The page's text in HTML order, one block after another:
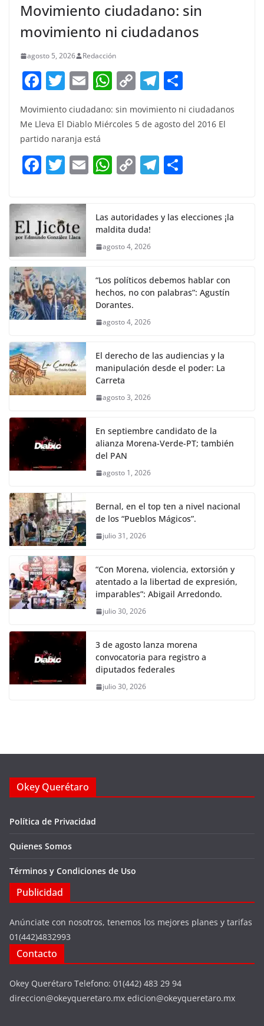
Movimiento ciudadano: sin
movimiento ni ciudadanos
agosto 5, 2026 Redacción
F
a
c
e
b
o
k
T
w
itt
er
E
m
ai
l
W
h
at
A
p
C
p
Li
n
T
e
gr
a
m
h
ar
Movimiento ciudadano: sin movimiento ni ciudadanos
Me Lleva El Diablo Miércoles 5 de agosto del 2016 El
partido naranja está
F
c
e
b
o
o
k
T
itt
er
E W
s
A
p
C
y
Li
k
T
gr e
Las autoridades y las elecciones ¡la
maldita duda!
agosto 4, 2026
“Los políticos debemos hablar con
hechos, no con palabras”: Agustín
Dorantes.
agosto 4, 2026
El derecho de las audiencias y la
manipulación desde el poder: La
Carreta
agosto 3, 2026
En septiembre candidato de la
alianza Morena-Verde-PT; también
del PAN
agosto 1, 2026
Bernal, en el top ten a nivel nacional
de los “Pueblos Mágicos”.
julio 31, 2026
“Con Morena, violencia, extorsión y
atentado a la libertad de expresión,
imparables”: Abigail Arredondo.
julio 30, 2026
3 de agosto lanza morena
convocatoria para registro a
diputados federales
julio 30, 2026
Okey Querétaro
Política de Privacidad
Quienes Somos
Términos y Condiciones de Uso
Publicidad
Anúnciate con nosotros, tenemos los mejores planes y tarifas
01(442)4832993
Contacto
Okey Querétaro Telefono: 01(442) 483 29 94
direccion@okeyqueretaro.mx edicion@okeyqueretaro.mx